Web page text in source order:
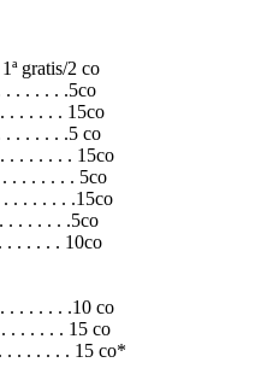
gratis/2 co
. . . . . .5co
. . . . . . 15co
. . . . . .5 co
. . . . . . . 15co
. . . . . . . 5co
. . . . . . .15co
. . . . . . .5co
. . . . . . 10co
. . . . . . .10 co
. . . . . . 15 co
. . . . . . . 15 co*